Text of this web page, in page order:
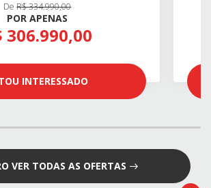
DeR$ 334.990,00
POR APENAS
306.990,00
INTERESSADO
VER TODAS AS OFERTAS